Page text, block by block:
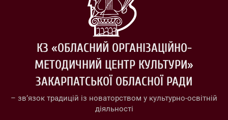
КЗ «ОБЛАСНИЙ ОРГАНІЗАЦІЙНО-
МЕТОДИЧНИЙ ЦЕНТР КУЛЬТУРИ»
ЗАКАРПАТСЬКОЇ ОБЛАСНОЇ РАДИ
– зв’язок традицій із новаторством у культурно-освітній
діяльності